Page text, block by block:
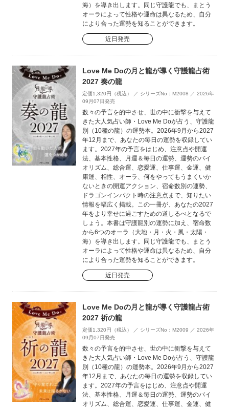
海）を導き出します。同じ守護龍でも、まとう
オーラによって性格や運命は異なるため、自分
により合った運勢を知ることができます。
近日発売
Love Me Doの月と龍が導く守護龍占術
2027 奏の龍
定価1,320円（税込） ／ シリーズNo：M2008 ／ 2026年
09月07日発売
数々の予言を的中させ、世の中に衝撃を与えて
きた大人気占い師・Love Me Doが占う、守護龍
別（10種の龍）の運勢本。2026年9月から2027
年12月まで、あなたの毎日の運勢を収録してい
ます。2027年の予言をはじめ、注意点や開運
法、基本性格、月運＆毎日の運勢、運勢のバイ
オリズム、総合運、恋愛運、仕事運、金運、健
康運、相性、オーラ、何をやってもうまくいか
ないときの開運アクション、宿命数別の運勢、
ドラゴンインパクト時の注意点まで、知りたい
情報を幅広く掲載。この一冊が、あなたの2027
年をより幸せに過ごすための道しるべとなるで
しょう。本書は守護龍別の運勢に加え、宿命数
から6つのオーラ（大地・月・火・風・太陽・
海）を導き出します。同じ守護龍でも、まとう
オーラによって性格や運命は異なるため、自分
により合った運勢を知ることができます。
近日発売
Love Me Doの月と龍が導く守護龍占術
2027 祈の龍
定価1,320円（税込） ／ シリーズNo：M2009 ／ 2026年
09月07日発売
数々の予言を的中させ、世の中に衝撃を与えて
きた大人気占い師・Love Me Doが占う、守護龍
別（10種の龍）の運勢本。2026年9月から2027
年12月まで、あなたの毎日の運勢を収録してい
ます。2027年の予言をはじめ、注意点や開運
法、基本性格、月運＆毎日の運勢、運勢のバイ
オリズム、総合運、恋愛運、仕事運、金運、健